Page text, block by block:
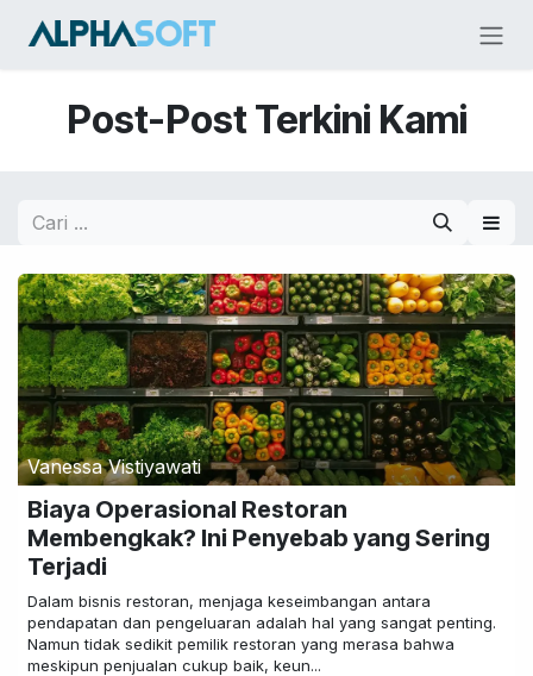
Post-Post Terkini Kami
Vanessa Vistiyawati
Biaya Operasional Restoran
Membengkak? Ini Penyebab yang Sering
Terjadi
Dalam bisnis restoran, menjaga keseimbangan antara
pendapatan dan pengeluaran adalah hal yang sangat penting.
Namun tidak sedikit pemilik restoran yang merasa bahwa
meskipun penjualan cukup baik, keun...